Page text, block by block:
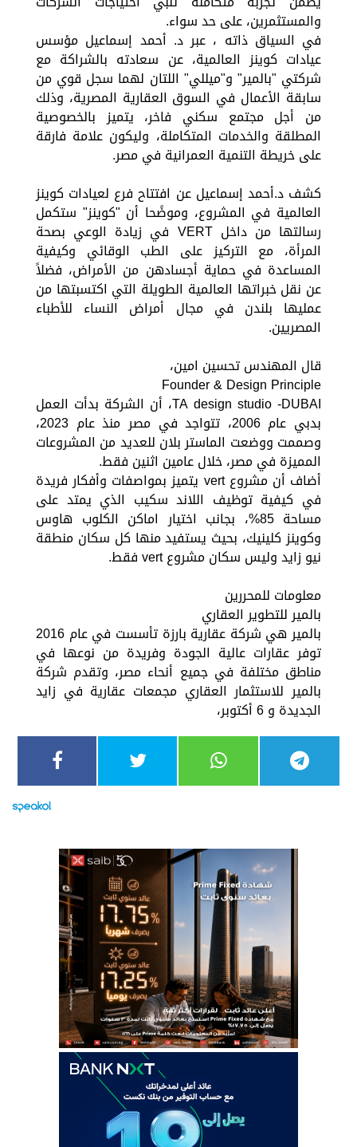
والمستثمرين، على حد سواء.
في السياق ذاته ، عبر د. أحمد إسماعيل مؤسس
عيادات كوينز العالمية، عن سعادته بالشراكة مع
شركتي "بالمير" و"ميللي" اللتان لهما سجل قوي من
سابقة الأعمال في السوق العقارية المصرية، وذلك
من أجل مجتمع سكني فاخر، يتميز بالخصوصية
المطلقة والخدمات المتكاملة، وليكون علامة فارقة
على خريطة التنمية العمرانية في مصر.
كشف د.أحمد إسماعيل عن افتتاح فرع لعيادات كوينز
العالمية في المشروع، وموضًحا أن "كوينز" ستكمل
رسالتها من داخل VERT في زيادة الوعي بصحة
المرأة، مع التركيز على الطب الوقائي وكيفية
المساعدة في حماية أجسادهن من الأمراض، فضلاً
عن نقل خبراتها العالمية الطويلة التي اكتسبتها من
عمليها بلندن في مجال أمراض النساء للأطباء
المصريين.
قال المهندس تحسين امين،
Founder & Design Principle
TA design studio -DUBAI، أن الشركة بدأت العمل
بدبي عام 2006، تتواجد في مصر منذ عام 2023،
وصممت ووضعت الماستر بلان للعديد من المشروعات
المميزة في مصر، خلال عامين اثنين فقط.
أضاف أن مشروع vert يتميز بمواصفات وأفكار فريدة
في كيفية توظيف اللاند سكيب الذي يمتد على
مساحة 85%، بجانب اختيار اماكن الكلوب هاوس
وكوينز كلينيك، بحيث يستفيد منها كل سكان منطقة
نيو زايد وليس سكان مشروع vert فقط.
معلومات للمحررين
بالمير للتطوير العقاري
بالمير هي شركة عقارية بارزة تأسست في عام 2016
توفر عقارات عالية الجودة وفريدة من نوعها في
مناطق مختلفة في جميع أنحاء مصر، وتقدم شركة
بالمير للاستثمار العقاري مجمعات عقارية في زايد
الجديدة و 6 أكتوبر،